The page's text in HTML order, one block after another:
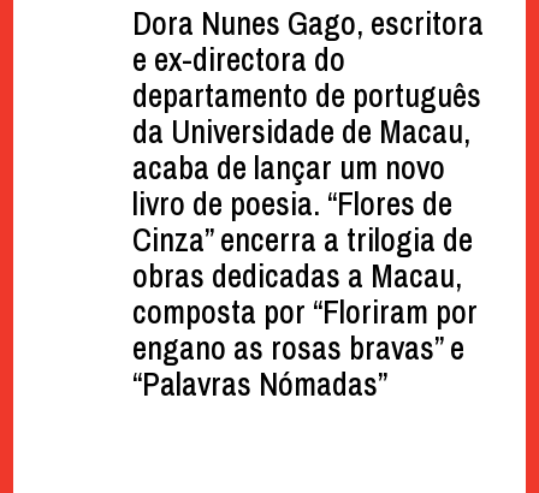
Dora Nunes Gago, escritora
e ex-directora do
departamento de português
da Universidade de Macau,
acaba de lançar um novo
livro de poesia. “Flores de
Cinza” encerra a trilogia de
obras dedicadas a Macau,
composta por “Floriram por
engano as rosas bravas” e
“Palavras Nómadas”